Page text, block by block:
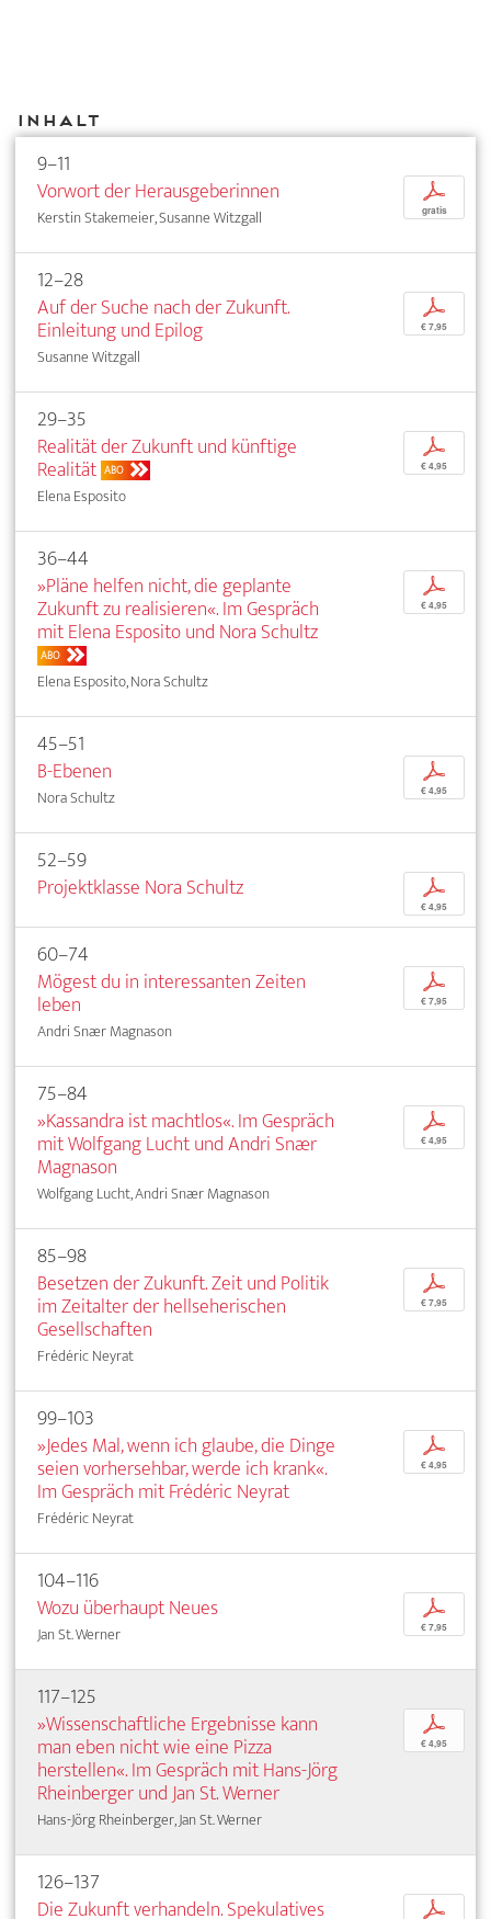
Inhalt
9–11
Vorwort der Herausgeberinnen
Kerstin Stakemeier, Susanne Witzgall
p
gratis
12–28
Auf der Suche nach der Zukunft.
Einleitung und Epilog
Susanne Witzgall
p
€ 7,95
29–35
Realität der Zukunft und künftige
Realität ABO
Elena Esposito
p
€ 4,95
36–44
»Pläne helfen nicht, die geplante
Zukunft zu realisieren«. Im Gespräch
mit Elena Esposito und Nora Schultz
ABO
Elena Esposito, Nora Schultz
p
€ 4,95
45–51
B-Ebenen
Nora Schultz
p
€ 4,95
52–59
Projektklasse Nora Schultz
p
€ 4,95
60–74
Mögest du in interessanten Zeiten
leben
Andri Snær Magnason
p
€ 7,95
75–84
»Kassandra ist machtlos«. Im Gespräch
mit Wolfgang Lucht und Andri Snær
Magnason
Wolfgang Lucht, Andri Snær Magnason
p
€ 4,95
85–98
Besetzen der Zukunft. Zeit und Politik
im Zeitalter der hellseherischen
Gesellschaften
Frédéric Neyrat
p
€ 7,95
99–103
»Jedes Mal, wenn ich glaube, die Dinge
seien vorhersehbar, werde ich krank«.
Im Gespräch mit Frédéric Neyrat
Frédéric Neyrat
p
€ 4,95
104–116
Wozu überhaupt Neues
Jan St. Werner
p
€ 7,95
117–125
»Wissenschaftliche Ergebnisse kann
man eben nicht wie eine Pizza
herstellen«. Im Gespräch mit Hans-Jörg
Rheinberger und Jan St. Werner
Hans-Jörg Rheinberger, Jan St. Werner
p
€ 4,95
126–137
Die Zukunft verhandeln. Spekulatives
p